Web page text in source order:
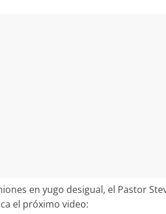
en yugo desigual, el Pastor
el próximo video: